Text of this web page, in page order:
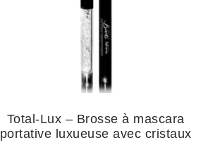
Total-Lux – Brosse à mascara
portative luxueuse avec cristaux